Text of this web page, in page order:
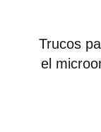
Trucos
el